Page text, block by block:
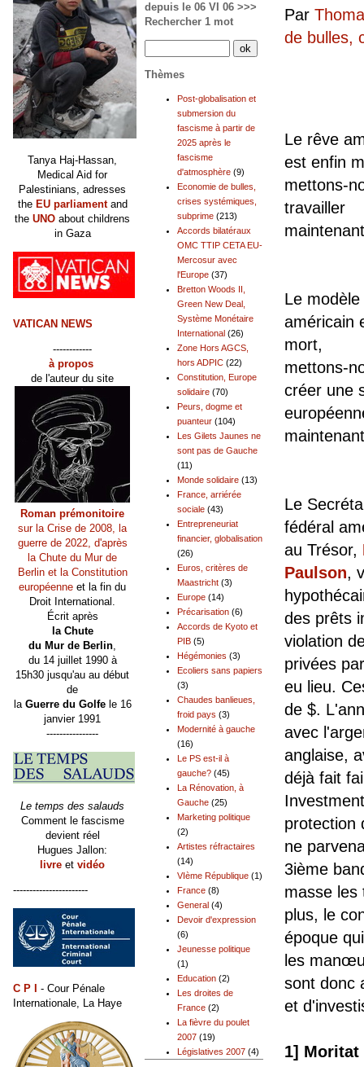
Par
de bulles,
Le rêve
est enfin
mettons-
travailler
Le modèle
américain
mort,
mettons-
créer une
Le
fédéral
au Trésor,
Paulson,
des prêts
violation
privées
eu lieu.
de $.
avec
anglaise,
déjà fait
protection
ne
3ième
masse les
plus, le
époque
les
sont donc
et
1] Moritat
depuis le 06 VI 06 >>>
Rechercher 1 mot
Thèmes
Post-globalisation et
submersion du
fascisme à partir de
2025 après le
fascisme
d'atmosphère (9)
Economie de bulles,
crises systémiques,
subprime (213)
Accords bilatéraux
OMC TTIP CETA EU-
Mercosur avec
l'Europe (37)
Bretton Woods II,
Green New Deal,
Système Monétaire
International (26)
Zone Hors AGCS,
hors ADPIC (22)
Constitution, Europe
solidaire (70)
Peurs, dogme et
puanteur (104)
Les Gilets Jaunes ne
sont pas de Gauche
(11)
Monde solidaire (13)
France, arriérée
sociale (43)
Entrepreneuriat
financier, globalisation
(26)
Euros, critères de
Maastricht (3)
Europe (14)
Précarisation (6)
Accords de Kyoto et
PIB (5)
Hégémonies (3)
Ecoliers sans papiers
(3)
Chaudes banlieues,
froid pays (3)
Modernité à gauche
(16)
Le PS est-il à
gauche? (45)
La Rénovation, à
Gauche (25)
Marketing politique
(2)
Artistes réfractaires
(14)
VIème République (1)
France (8)
General (4)
Devoir d'expression
(6)
Jeunesse politique
(1)
Education (2)
Les droites de
France (2)
La fièvre du poulet
2007 (19)
Législatives 2007 (4)
Tanya Haj-Hassan,
Medical Aid for
Palestinians, adresses
the EU parliamentand
the UNO about childrens
in Gaza
VATICAN NEWS
------------
à propos
de l'auteur du site
Roman prémonitoire
sur la Crise de 2008, la
guerre de 2022, d'après
la Chute du Mur de
Berlin et la Constitution
européenne et la fin du
Droit International.
Écrit après
la Chute
du Mur de Berlin,
du 14 juillet 1990 à
15h30 jusqu'au au début
de
la Guerre du Golfele 16
janvier 1991
----------------
Le temps des salauds
Comment le fascisme
devient réel
Hugues Jallon:
livre et vidéo
-----------------------
C P I
- Cour Pénale
Internationale, La Haye